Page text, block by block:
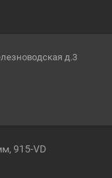
д.3
915-VD